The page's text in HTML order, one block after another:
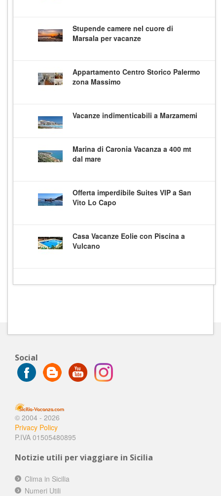
Stupende camere nel cuore di
Marsala per vacanze
Appartamento Centro Storico Palermo
zona Massimo
Vacanze indimenticabili a Marzamemi
Marina di Caronia Vacanza a 400 mt
dal mare
Offerta imperdibile Suites VIP a San
Vito Lo Capo
Casa Vacanze Eolie con Piscina a
Vulcano
Social
© 2004 - 2026
Privacy Policy
P.IVA 01505480895
Notizie utili per viaggiare in Sicilia
Clima in Sicilia
Numeri Utili